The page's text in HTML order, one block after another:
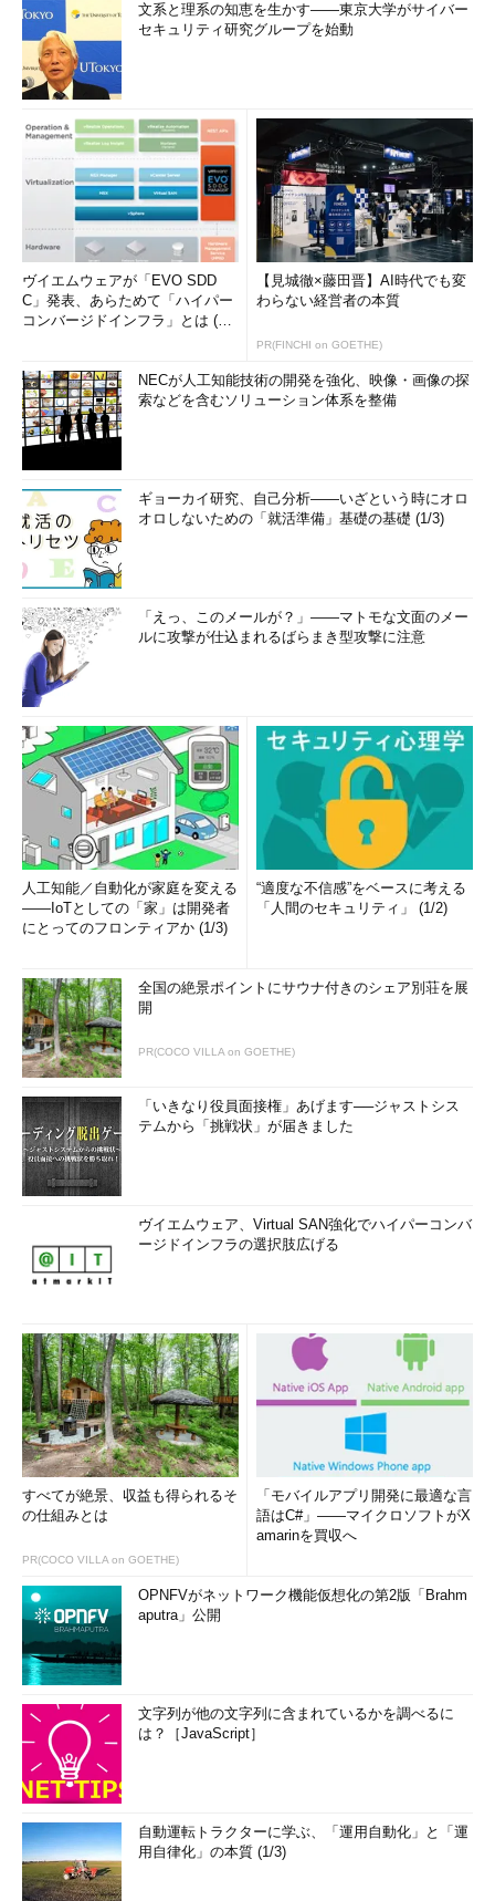
文系と理系の知恵を生かす――東京大学がサイバー
セキュリティ研究グループを始動
ヴイエムウェアが「EVO SDD
C」発表、あらためて「ハイパー
コンバージドインフラ」とは (1/
【見城徹×藤田晋】AI時代でも変
わらない経営者の本質
PR(FINCHI on GOETHE)
NECが人工知能技術の開発を強化、映像・画像の探
索などを含むソリューション体系を整備
ギョーカイ研究、自己分析――いざという時にオロ
オロしないための「就活準備」基礎の基礎 (1/3)
「えっ、このメールが？」――マトモな文面のメー
ルに攻撃が仕込まれるばらまき型攻撃に注意
人工知能／自動化が家庭を変える
――IoTとしての「家」は開発者
にとってのフロンティアか (1/3)
“適度な不信感”をベースに考える
「人間のセキュリティ」 (1/2)
全国の絶景ポイントにサウナ付きのシェア別荘を展
開
PR(COCO VILLA on GOETHE)
「いきなり役員面接権」あげます──ジャストシス
テムから「挑戦状」が届きました
ヴイエムウェア、Virtual SAN強化でハイパーコンバ
ージドインフラの選択肢広げる
すべてが絶景、収益も得られるそ
の仕組みとは
PR(COCO VILLA on GOETHE)
「モバイルアプリ開発に最適な言
語はC#」――マイクロソフトがX
amarinを買収へ
OPNFVがネットワーク機能仮想化の第2版「Brahm
aputra」公開
文字列が他の文字列に含まれているかを調べるに
は？［JavaScript］
自動運転トラクターに学ぶ、「運用自動化」と「運
用自律化」の本質 (1/3)